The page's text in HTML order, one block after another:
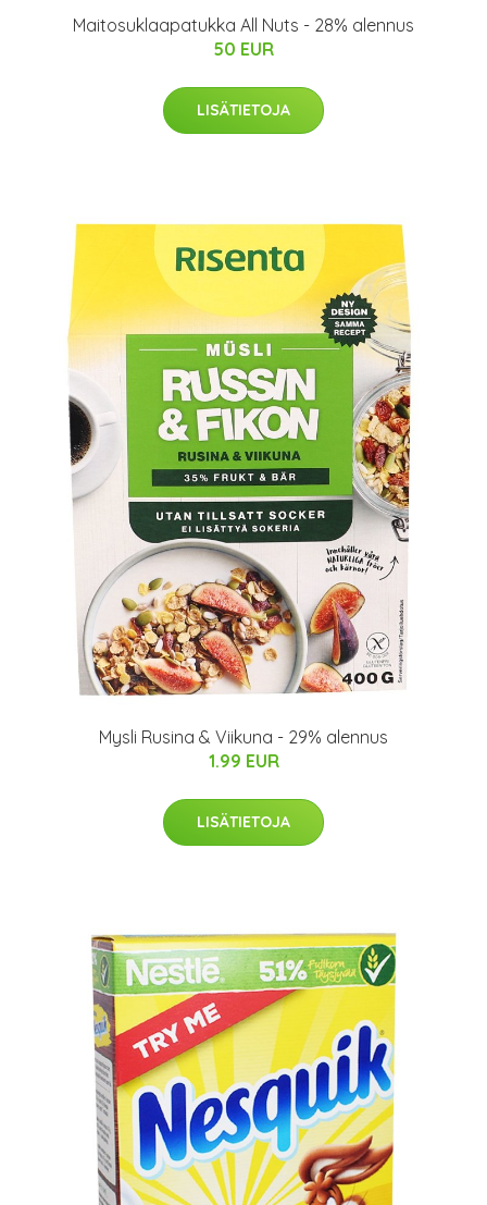
Maitosuklaapatukka All Nuts - 28% alennus
50 EUR
LISÄTIETOJA
Mysli Rusina & Viikuna - 29% alennus
1.99 EUR
LISÄTIETOJA